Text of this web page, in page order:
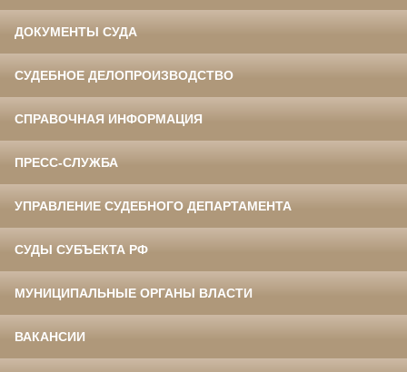
ДОКУМЕНТЫ СУДА
СУДЕБНОЕ ДЕЛОПРОИЗВОДСТВО
СПРАВОЧНАЯ ИНФОРМАЦИЯ
ПРЕСС-СЛУЖБА
УПРАВЛЕНИЕ СУДЕБНОГО ДЕПАРТАМЕНТА
СУДЫ СУБЪЕКТА РФ
МУНИЦИПАЛЬНЫЕ ОРГАНЫ ВЛАСТИ
ВАКАНСИИ